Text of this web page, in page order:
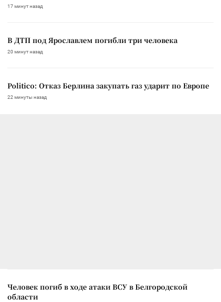
17 минут назад
В ДТП под Ярославлем погибли три человека
20 минут назад
Politico: Отказ Берлина закупать газ ударит по Европе
22 минуты назад
Человек погиб в ходе атаки ВСУ в Белгородской
области